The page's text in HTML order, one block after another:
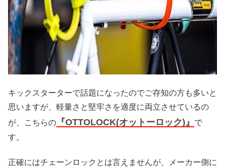
キックスターターで話題になったのでご存知の方も多いと
思いますが、軽量さと堅牢さを適度に両立させているの
が、こちらの 『OTTOLOCK(オットーロック)』
で
す。
正確にはチェーンロックとは言えませんが、メーカー側に